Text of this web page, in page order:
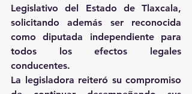
Legislativo del Estado de Tlaxcala,
solicitando además ser reconocida
como diputada independiente para
todos los efectos legales
conducentes.
La legisladora reiteró su compromiso